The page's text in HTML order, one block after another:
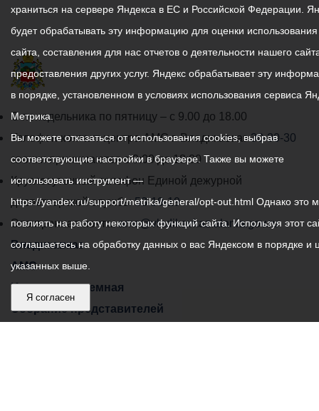
График
работы
администрации
местного
самоуправления
города
Владикавказ:
С понедельника по пятницу – с 9.00 до 18.00
Телефон контакт-центра АМС г. Владикавказ30-30-30
звонки принимаются с 9:00 до 18:00
Круглосуточный телефон Единой дежурной
диспетчерской службы53-19-19
Электронная почта:ams@vladikavkaz.alania.gov.ru
Владикавказ
АМС
Интернет приемная
Собрание представителей
храниться на сервере Яндекса в ЕС и Российской Федерации.
будет обрабатывать эту информацию для оценки
сайта, составления для нас отчетов о деятельности нашего
предоставления других услуг. Яндекс обрабатывает эту
в порядке, установленном в условиях использования сервиса
Метрика.
Вы можете отказаться от использования cookies, выбрав
соответствующие настройки в браузере. Также вы можете
использовать инструмент —
https://yandex.ru/support/metrika/general/opt-out.html Однако это
повлиять на работу некоторых функций сайта. Используя этот
соглашаетесь на обработку данных о вас Яндексом в порядке и
указанных выше.
Я согласен